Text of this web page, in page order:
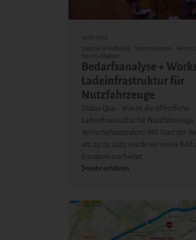
13.08.2025
Logistik & Mobilität
Unternehmen
Nachhaltigkeit
Bedarfsanalyse +
Ladeinfrastruktur für
Nutzfahrzeuge
Status Quo - Wie ist die öffentliche
Ladeinfrastruktur für Nutzfahrzeuge
Wirtschaftsstandort? Mit Start der
am 25.09.2025 wurde ein erstes Bild
Situation erarbeitet.
mehr erfahren